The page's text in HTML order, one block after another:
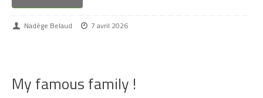
Nadège Belaud 7 avril 2026
My famous family !